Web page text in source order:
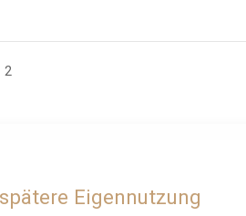
2
Eigennutzung